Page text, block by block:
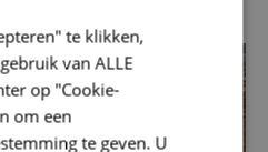
te klikken,
van ALLE
op "Cookie-
om een
te geven. U